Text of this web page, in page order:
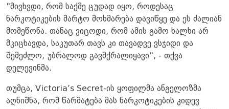
"მივხვდი, რომ საქმე ცუდად იყო, როდესაც
ნარკოტიკების მარტო მოხმარება დავიწყე და ეს ძალიან
მომეწონა. თანაც ვიცოდი, რომ ამის გამო ხალხი არ
მკიცხავდა, საკუთარ თავს კი თავადვე ვსჯიდი და
შემეძლო, უბრალოდ გავმქრალიყავი", - თქვა
დელევინმა.
თუმცა, Victoria’s Secret-ის ყოფილმა ანგელოზმა
აღნიშნა, რომ წარმატება მას ნარკოტიკების კიდევ